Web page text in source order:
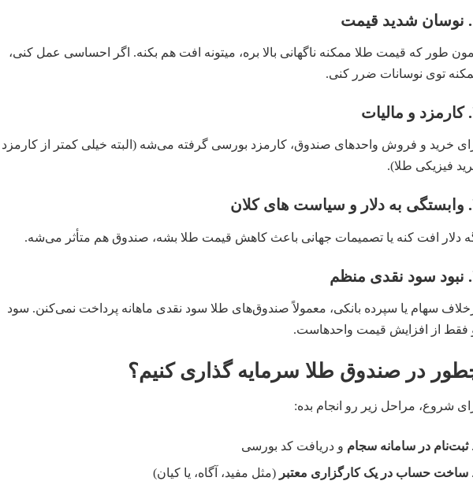
طور که قیمت طلا ممکنه ناگهانی بالا بره، میتونه افت هم بکنه. اگر احساسی عمل کنی،
توی نوسانات ضرر کنی.
خرید و فروش واحدهای صندوق، کارمزد بورسی گرفته می‌شه (البته خیلی کمتر از کارمزد
فیزیکی طلا).
دلار افت کنه یا تصمیمات جهانی باعث کاهش قیمت طلا بشه، صندوق هم متأثر می‌شه.
سهام یا سپرده بانکی، معمولاً صندوق‌های طلا سود نقدی ماهانه پرداخت نمی‌کنن. سود
فقط از افزایش قیمت واحدهاست.
در صندوق طلا سرمایه‌ گذاری کنیم؟
شروع، مراحل زیر رو انجام بده:
ثبت‌نام در سامانه سجام و دریافت کد بورسی
ساخت حساب در یک کارگزاری معتبر (مثل مفید، آگاه، یا کیان)